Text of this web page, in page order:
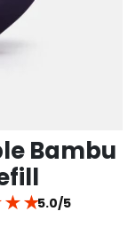
Bambu
★ ★5.0/5